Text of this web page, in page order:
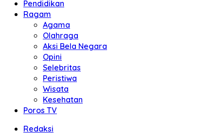
Pendidikan
Ragam
Agama
Olahraga
Aksi Bela Negara
Opini
Selebritas
Peristiwa
Wisata
Kesehatan
Poros TV
Redaksi